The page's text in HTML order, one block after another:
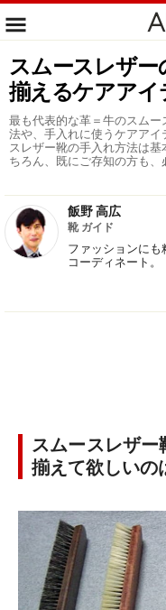
スムースレザー
揃えるケアアイ
最も代表的な革＝牛のスム
法や、手入れに使うケアア
スレザー靴の手入れ方法は
ちろん、既にご存知の方も、
飯野 高広
靴 ガイド
ファッションにも
コーディネート。
スムースレザ
揃えて欲しいの